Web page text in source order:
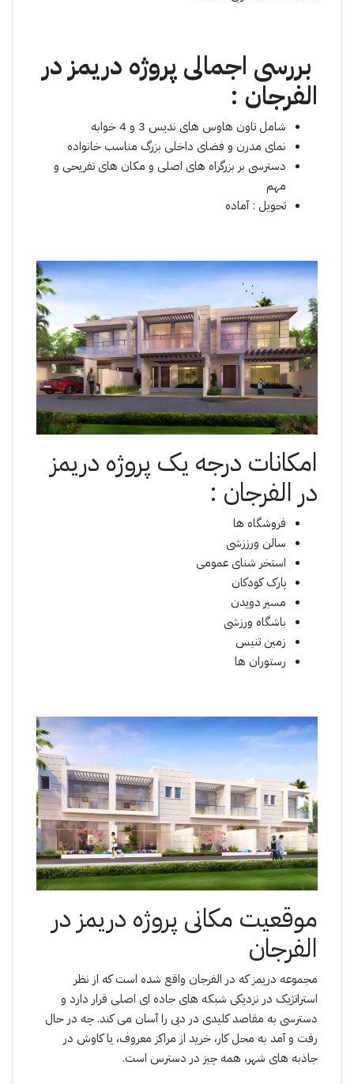
بررسی اجمالی پروژە دریمز در
الفرجان :
شامل تاون هاوس های ندیس 3 و 4 خوابە
نمای مدرن و فضای داخلی بزرگ مناسب خانوادە
دسترسی بر بزرگراه های اصلی و مکان های تفریحی و
مهم
تحویل : آمادە
امکانات درجە یک پروژە دریمز
در الفرجان :
فروشگاه ها
سالن ورززشی
استخر شنای عمومی
پارک کودکان
مسیر دویدن
باشگاه ورزشی
زمین تنیس
رستوران ها
موقعیت مکانی پروژە دریمز در
الفرجان
مجموعە دریمز که در الفرجان واقع شده است کە از نظر
استراتژیک در نزدیکی شبکه های جاده ای اصلی قرار دارد و
دسترسی به مقاصد کلیدی در دبی را آسان می کند. چه در حال
رفت و آمد به محل کار، خرید از مراکز معروف، یا کاوش در
جاذبه های شهر، همه چیز در دسترس است.